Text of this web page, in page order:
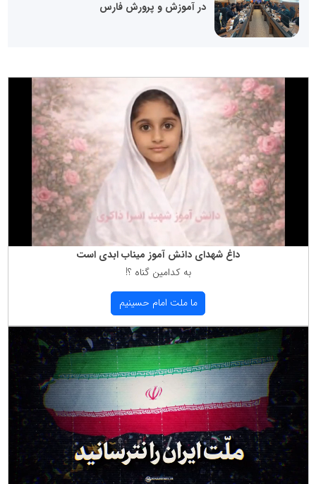
در آموزش و پرورش فارس
داغ شهدای دانش آموز میناب ابدی است
به كدامین گناه ؟!
ما ملت امام حسینیم